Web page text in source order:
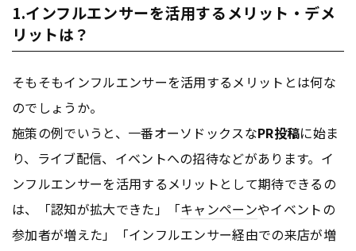
1.インフルエンサーを活用するメリット・デメ
リットは？
そもそもインフルエンサーを活用するメリットとは何な
のでしょうか。
施策の例でいうと、一番オーソドックスなPR投稿に始ま
り、ライブ配信、イベントへの招待などがあります。イ
ンフルエンサーを活用するメリットとして期待できるの
は、「認知が拡大できた」「キャンペーンやイベントの
参加者が増えた」「インフルエンサー経由での来店が増